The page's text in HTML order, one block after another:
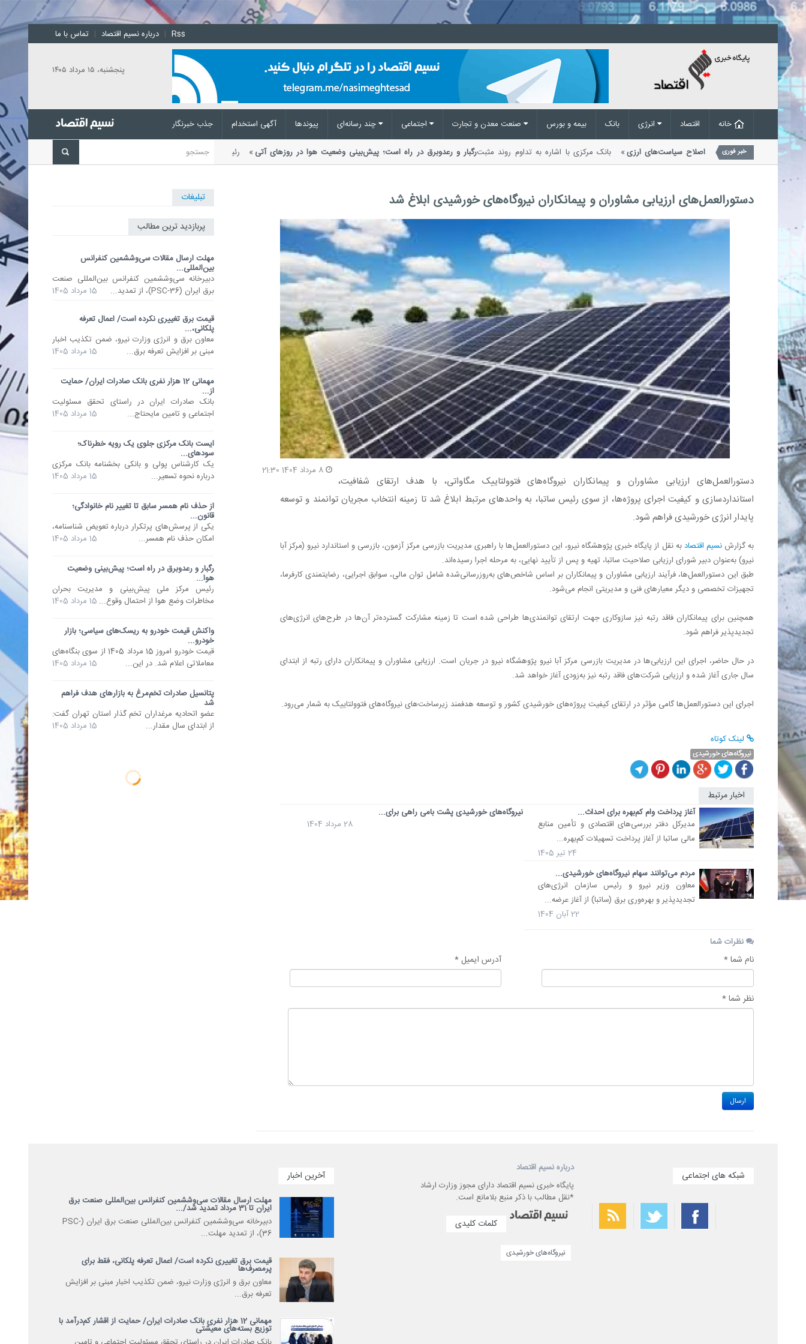
تماس با ما | درباره نسیم اقتصاد | Rss
پنجشنبه، ۱۵ مرداد ۱۴۰۵
جذب خبرنگار آگهی استخدام پیوند‌ها بیمه و بورس بانک اقتصاد
خبر فوری رگبار و رعدوبرق در راه است؛ پیش‌بینی وضعیت هوا در روزهای آتی
رئیس مرکز ملی پیش‌بینی و
مدیریت بحران مخاطرات وضع هوا از احتمال...
حذف تقاضای غیرواقعی در پی اصلاح سیاست‌های ارزی
بانک مرکزی با اشاره به تداوم روند مثبت
معاملات ارزی اعلام کرد که...
تبلیغات
پربازدید ترین مطالب
مهلت ارسال مقالات سی‌وششمین کنفرانس
بین‌المللی...
دبیرخانه سی‌وششمین کنفرانس بین‌المللی صنعت
برق ایران (PSC-36)، از تمدید...
15 مرداد 1405
قیمت برق تغییری نکرده است/ اعمال تعرفه
پلکانی،...
معاون برق و انرژی وزارت نیرو، ضمن تکذیب اخبار
مبنی بر افزایش تعرفه برق...
15 مرداد 1405
مهمانی 12 هزار نفری بانک صادرات ایران/ حمایت
از...
​بانک صادرات ایران در راستای تحقق مسئولیت
اجتماعی و تامین مایحتاج...
15 مرداد 1405
ایست بانک مرکزی جلوی یک رویه خطرناک؛
سودهای...
یک کارشناس پولی و بانکی بخشنامه بانک مرکزی
درباره نحوه تسعیر...
15 مرداد 1405
از حذف نام همسر سابق تا تغییر نام خانوادگی؛
قانون...
یکی از پرسش‌های پرتکرار درباره تعویض شناسنامه،
امکان حذف نام همسر...
15 مرداد 1405
رگبار و رعدوبرق در راه است؛ پیش‌بینی وضعیت
هوا...
رئیس مرکز ملی پیش‌بینی و مدیریت بحران
مخاطرات وضع هوا از احتمال وقوع... 15 مرداد 1405
واکنش قیمت خودرو به ریسک‌های سیاسی؛ بازار
خودرو...
قیمت خودرو امروز 15 مرداد 1405 از سوی بنگاه‌های
معاملاتی اعلام شد. در این...
15 مرداد 1405
پتانسیل صادرات تخم‌مرغ به بازارهای هدف فراهم
شد
عضو اتحادیه مرغداران تخم گذار استان تهران گفت:
از ابتدای سال مقدار...
15 مرداد 1405
دستورالعمل‌های ارزیابی مشاوران و پیمانکاران نیروگاه‌های خورشیدی ابلاغ شد
دستورالعمل‌های ارزیابی مشاوران و پیمانکاران نیروگاه‌های فتوولتاییک مگاواتی، با هدف ارتقای شفافیت،
استانداردسازی و کیفیت اجرای پروژه‌ها، از سوی رئیس ساتبا، به واحدهای مرتبط ابلاغ شد تا زمینه انتخاب مجریان توانمند و توسعه
پایدار انرژی خورشیدی فراهم شود.
به گزارشنسیم اقتصادبه نقل از پایگاه خبری پژوهشگاه نیرو، این دستورالعمل‌ها با راهبری مدیریت بازرسی مرکز آزمون، بازرسی و استاندارد نیرو (مرکز آبا
نیرو) به‌عنوان دبیر شورای ارزیابی صلاحیت ساتبا، تهیه و پس از تأیید نهایی، به مرحله اجرا رسیده‌اند.
طبق این دستورالعمل‌ها، فرآیند ارزیابی مشاوران و پیمانکاران بر اساس شاخص‌های به‌روزرسانی‌شده شامل توان مالی، سوابق اجرایی، رضایتمندی کارفرما،
تجهیزات تخصصی و دیگر معیارهای فنی و مدیریتی انجام می‌شود.
همچنین برای پیمانکاران فاقد رتبه نیز سازوکاری جهت ارتقای توانمندی‌ها طراحی شده است تا زمینه مشارکت گسترده‌تر آن‌ها در طرح‌های انرژی‌های
تجدیدپذیر فراهم شود.
در حال حاضر، اجرای این ارزیابی‌ها در مدیریت بازرسی مرکز آبا نیرو پژوهشگاه نیرو در جریان است. ارزیابی مشاوران و پیمانکاران دارای رتبه از ابتدای
سال جاری آغاز شده و ارزیابی شرکت‌های فاقد رتبه نیز به‌زودی آغاز خواهد شد.
اجرای این دستورالعمل‌ها گامی مؤثر در ارتقای کیفیت پروژه‌های خورشیدی کشور و توسعه هدفمند زیرساخت‌های نیروگاه‌های فتوولتاییک به شمار می‌رود.
لینک کوتاه
نیروگاه‌های خورشیدی
اخبار مرتبط
آغاز پرداخت وام کم‌بهره برای احداث...
مدیرکل دفتر بررسی‌های اقتصادی و تأمین منابع
مالی ساتبا از آغاز پرداخت تسهیلات کم‌بهره...
24 تیر 1405
مردم می‌توانند سهام نیروگاه‌های خورشیدی...
معاون وزیر نیرو و رئیس سازمان انرژی‌های
تجدیدپذیر و بهره‌وری برق (ساتبا) از آغاز عرضه...
22 آبان 1404
نیروگاه‌های خورشیدی پشت بامی راهی برای...
28 مرداد 1404
نظرات شما
آدرس ایمیل * نام شما *
نظر شما *
آخرین اخبار
مهلت ارسال مقالات سی‌وششمین کنفرانس بین‌المللی صنعت برق
ایران تا 31 مرداد تمدید شد/...
دبیرخانه سی‌وششمین کنفرانس بین‌المللی صنعت برق ایران (PSC-
36)، از تمدید مهلت...
قیمت برق تغییری نکرده است/ اعمال تعرفه پلکانی، فقط برای
پرمصرف‌ها
معاون برق و انرژی وزارت نیرو، ضمن تکذیب اخبار مبنی بر افزایش
تعرفه برق...
مهمانی 12 هزار نفری بانک صادرات ایران/ حمایت از اقشار کم‌درآمد با
توزیع بسته‌های معیشتی
درباره نسیم اقتصاد
پایگاه خبری نسیم اقتصاد دارای مجوز وزارت ارشاد
*نقل مطالب با ذکر منبع بلامانع است.
کلمات کلیدی
نیروگاه‌های خورشیدی
شبکه های اجتماعی